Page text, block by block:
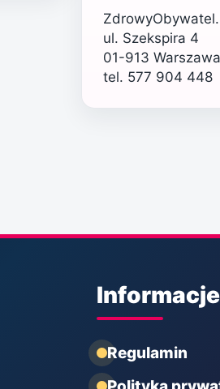
ul. Szekspira 4
01-913 Warszawa
tel. 577 904 448
Informacje
Regulamin